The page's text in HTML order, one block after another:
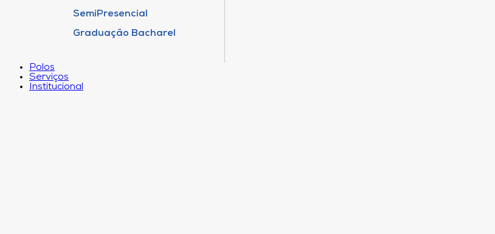
SemiPresencial
Graduação Bacharel
Polos
Serviços
Institucional